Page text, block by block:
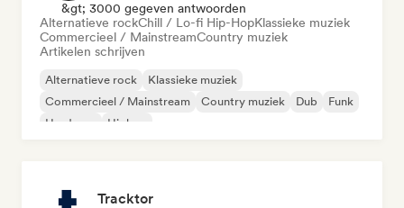
&gt; 3000 gegeven antwoorden
Alternatieve rockChill / Lo-fi Hip-HopKlassieke muziek
Commercieel / MainstreamCountry muziek
Artikelen schrijven
Alternatieve rock
Klassieke muziek
Commercieel / Mainstream
Country muziek Dub
Funk
Hardcore
Hiphop
Tracktor